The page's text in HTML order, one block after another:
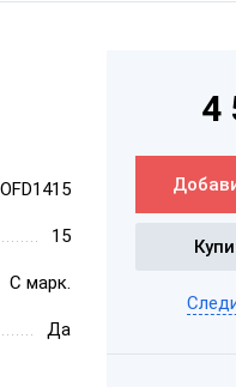
OFD1415
15
С марк.
Да
4